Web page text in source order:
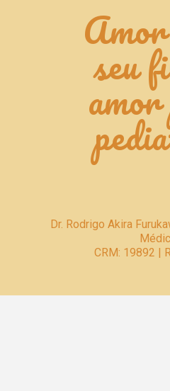
seu
Dr. Rodrigo Akira
CRM: 19892 |